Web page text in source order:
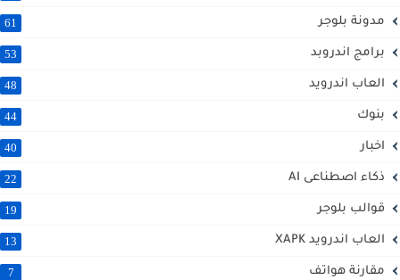
مدونة بلوجر 61
برامج اندروبد 53
العاب اندرويد 48
بنوك 44
اخبار 40
ذكاء اصطناعى AI 22
قوالب بلوجر 19
العاب اندرويد XAPK 13
مقارنة هواتف 7